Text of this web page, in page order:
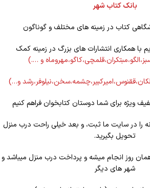
بانک کتاب شهر
کتاب در زمینه های مختلف و گوناگون
با همکاری انتشارات های بزرگ در زمینه کمک
و ….)
و…)
ویژه برای شما دوستان کتابخوان فراهم کنیم
را در سایت ما ثبت، و بعد خیلی راحت درب منزل
تحویل بگیرید.
روز انجام میشه و پرداخت درب منزل میباشد و
شهر های دیگر